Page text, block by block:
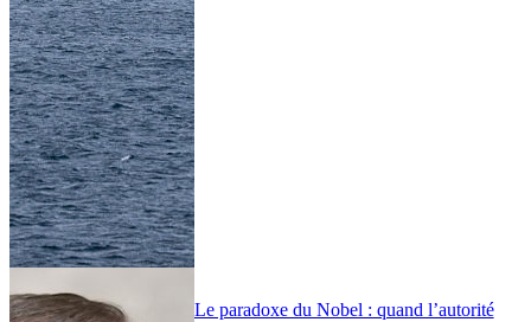
Le paradoxe du Nobel : quand l’autorité